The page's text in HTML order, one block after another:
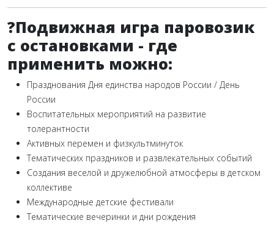
?Подвижная игра паровозик
с остановками - где
применить можно:
Празднования Дня единства народов России / День
России
Воспитательных мероприятий на развитие
толерантности
Активных перемен и физкультминуток
Тематических праздников и развлекательных событий
Создания веселой и дружелюбной атмосферы в детском
коллективе
Международные детские фестивали
Тематические вечеринки и дни рождения